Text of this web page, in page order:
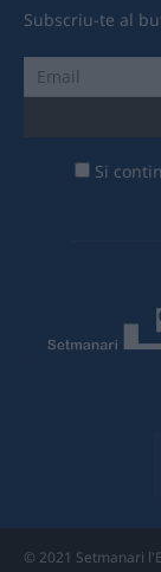
Subscriu-te al
Si
© 2021 Setmanari